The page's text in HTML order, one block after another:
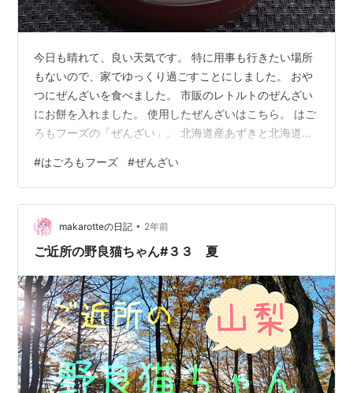
今日も晴れて、良い天気です。 特に用事も行きたい場所
もないので、家でゆっくり過ごすことにしました。 おや
つにぜんざいを食べました。 市販のレトルトのぜんざい
にお餅を入れました。 使用したぜんざいはこちら。 はご
ろもフーズの「ぜんざい」。 北海道産あずきと北海道産
仕上げたぜんざいだそうです。 遠鉄ストアで買いまし
た。 98円(税別)でした。 原材料名は糖類(グラニュー糖
(北海道製造))、和三盆糖(徳島県製造))、あずき(北海道
産)、食塩。 内容量は150g。 販売者は静岡県静岡市のは
ごろもフーズ㈱さん。 1袋当たり187kcal。 余計な添加…
#はごろもフーズ #ぜんざい
makarotteの日記 • 2年前
ご近所の野良猫ちゃん#３３ 夏